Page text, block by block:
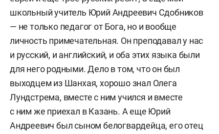
школьный учитель Юрий Андреевич Сдобников
— не только педагог от Бога, но и вообще
личность примечательная. Он преподавал у нас
и русский, и английский, и оба этих языка были
для него родными. Дело в том, что он был
выходцем из Шанхая, хорошо знал Олега
Лундстрема, вместе с ним учился и вместе
с ним же приехал в Казань. А еще Юрий
Андреевич был сыном белогвардейца, его отец